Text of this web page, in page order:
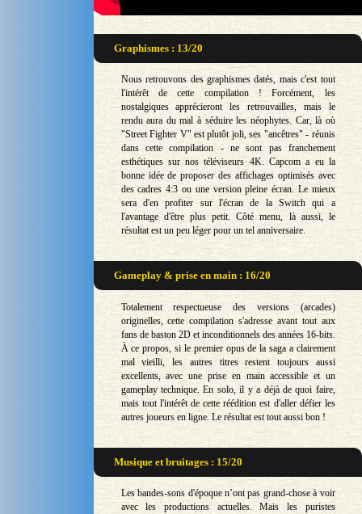
Graphismes : 13/20
Nous retrouvons des graphismes datés, mais c'est tout
l'intérêt de cette compilation ! Forcément, les
nostalgiques apprécieront les retrouvailles, mais le
rendu aura du mal à séduire les néophytes. Car, là où
"Street Fighter V" est plutôt joli, ses "ancêtres" - réunis
dans cette compilation - ne sont pas franchement
esthétiques sur nos téléviseurs 4K. Capcom a eu la
bonne idée de proposer des affichages optimisés avec
des cadres 4:3 ou une version pleine écran. Le mieux
sera d'en profiter sur l'écran de la Switch qui a
l'avantage d'être plus petit. Côté menu, là aussi, le
résultat est un peu léger pour un tel anniversaire.
Gameplay & prise en main : 16/20
Totalement respectueuse des versions (arcades)
originelles, cette compilation s'adresse avant tout aux
fans de baston 2D et inconditionnels des années 16-bits.
À ce propos, si le premier opus de la saga a clairement
mal vieilli, les autres titres restent toujours aussi
excellents, avec une prise en main accessible et un
gameplay technique. En solo, il y a déjà de quoi faire,
mais tout l'intérêt de cette réédition est d'aller défier les
autres joueurs en ligne. Le résultat est tout aussi bon !
Musique et bruitages : 15/20
Les bandes-sons d'époque n’ont pas grand-chose à voir
avec les productions actuelles. Mais les puristes